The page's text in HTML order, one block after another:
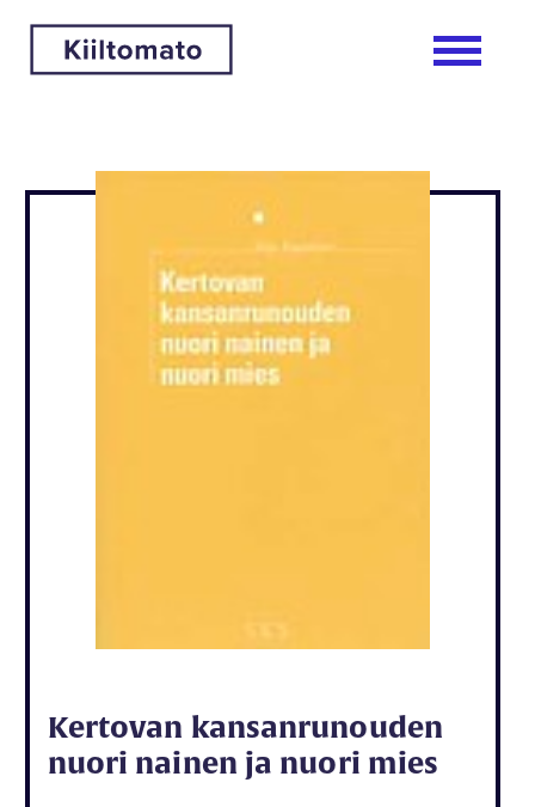
Kertovan kansanrunouden
nuori nainen ja nuori mies